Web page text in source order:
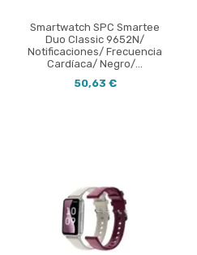
Smartwatch SPC Smartee
Duo Classic 9652N/
Notificaciones/ Frecuencia
Cardíaca/ Negro/...
50,63 €